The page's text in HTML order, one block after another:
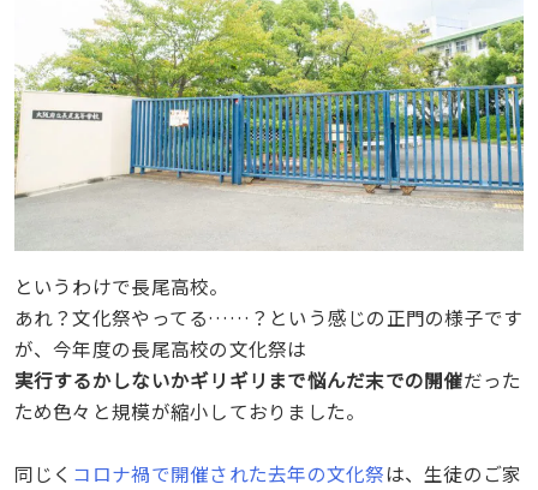
というわけで長尾高校。
あれ？文化祭やってる……？という感じの正門の様子です
が、今年度の長尾高校の文化祭は
実行するかしないかギリギリまで悩んだ末での開催だった
ため色々と規模が縮小しておりました。
同じく コロナ禍で開催された去年の文化祭は、生徒のご家